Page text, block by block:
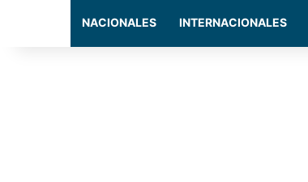
NACIONALES INTERNACIONALES